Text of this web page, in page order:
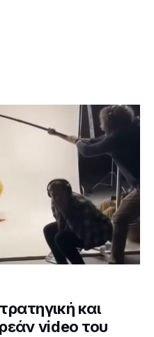
και
video του